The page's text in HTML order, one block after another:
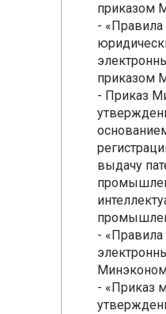
приказом
-
приказом
- Приказ
выдачу
-
- «Приказ